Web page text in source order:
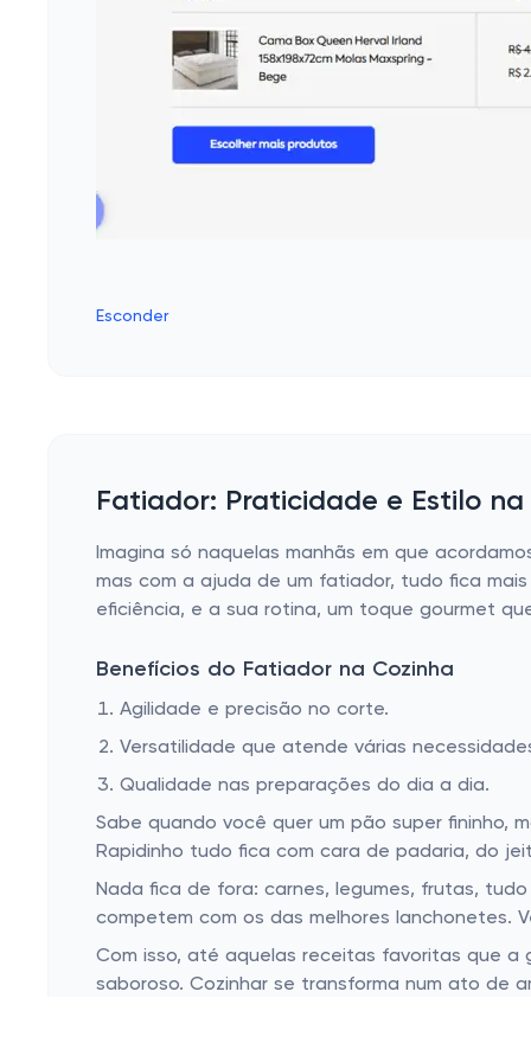
Esconder
Fatiador: Praticidade e Estilo na
Imagina só naquelas manhãs em que
mas com a ajuda de um fatiador, tudo fica
eficiência, e a sua rotina, um toque gourmet
Benefícios do Fatiador na Cozinha
Agilidade e precisão no corte.
Versatilidade que atende várias
Qualidade nas preparações do dia a dia.
Sabe quando você quer um pão super fininho,
Rapidinho tudo fica com cara de padaria, do
Nada fica de fora: carnes, legumes, frutas,
competem com os das melhores lanchonetes.
Com isso, até aquelas receitas favoritas que a
saboroso. Cozinhar se transforma num ato de